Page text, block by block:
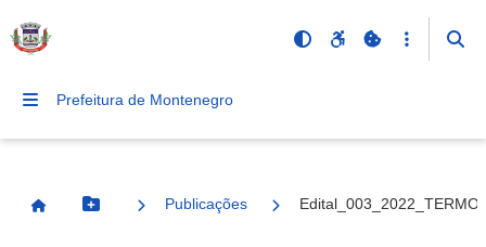
Prefeitura de Montenegro
Página InicialBotão Menu
Publicações